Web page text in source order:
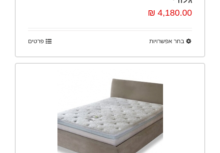
4,180.00 ₪
בחר אפשרויות פרטים